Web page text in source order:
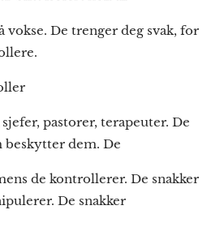
vokse. De trenger deg svak, for
pastorer, terapeuter. De
beskytter dem. De
de kontrollerer. De snakker
De snakker